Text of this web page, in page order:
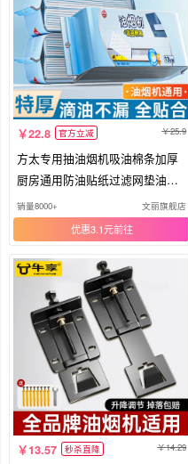
22.8 官方立减 25.9
方太专用抽油烟机吸油棉条加厚
厨房通用防油贴纸过滤网垫油槽
盒罩
销量8000+ 文丽旗舰店
优惠3.1元
13.57 秒杀直降 14.29